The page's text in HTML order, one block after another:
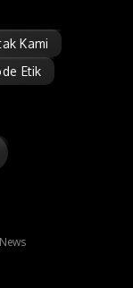
Kami
Etik